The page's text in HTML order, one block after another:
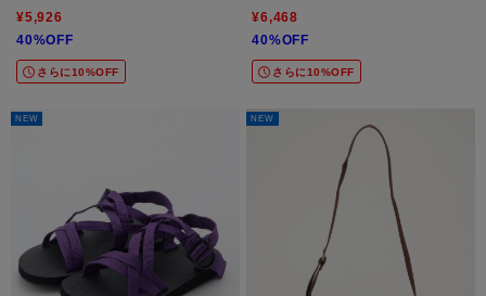
¥5,926
40%OFF
さらに10%OFF
¥6,468
40%OFF
さらに10%OFF
NEW NEW